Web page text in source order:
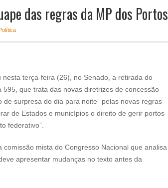
das regras da MP dos Portos
terça-feira (26), no Senado, a retirada do
que trata das novas diretrizes de concessão
surpresa do dia para noite” pelas novas regras
de Estados e municípios o direito de gerir portos
federativo”.
mista do Congresso Nacional que analisa
apresentar mudanças no texto antes da